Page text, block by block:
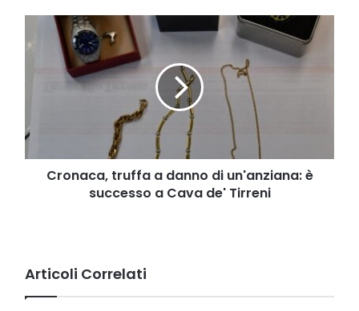
Passiano
Cronaca,
truffa
danno
è
successo
a
CavaCronaca, truffa a danno di un'anziana: è
successo a Cava de' Tirreni
Articoli Correlati